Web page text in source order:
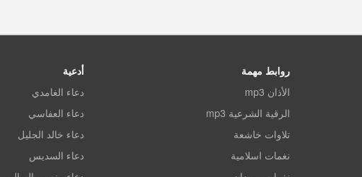
روابط مهمة
الأذان mp3
الرقية الشرعية mp3
تلاوات خاشعة
نغمات اسلامية
أدعية
دعاء الغامدي
دعاء العفاسي
دعاء خالد الجليل
دعاء السديس